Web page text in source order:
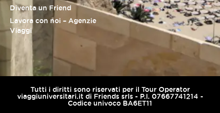
Diventa un Friend
Lavora con noi – Agenzie
Viaggi
Tutti i diritti sono riservati per il Tour Operator
viaggiuniversitari.it di Friends srls - P.I. 07667741214 -
Codice univoco BA6ET11